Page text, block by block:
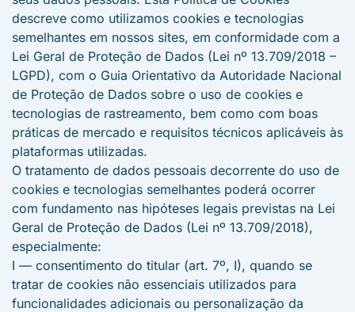
descreve como utilizamos cookies e tecnologias
semelhantes em nossos sites, em conformidade com a
Lei Geral de Proteção de Dados (Lei nº 13.709/2018 –
LGPD), com o Guia Orientativo da Autoridade Nacional
de Proteção de Dados sobre o uso de cookies e
tecnologias de rastreamento, bem como com boas
práticas de mercado e requisitos técnicos aplicáveis às
plataformas utilizadas.
O tratamento de dados pessoais decorrente do uso de
cookies e tecnologias semelhantes poderá ocorrer
com fundamento nas hipóteses legais previstas na Lei
Geral de Proteção de Dados (Lei nº 13.709/2018),
especialmente:
I — consentimento do titular (art. 7º, I), quando se
tratar de cookies não essenciais utilizados para
funcionalidades adicionais ou personalização da